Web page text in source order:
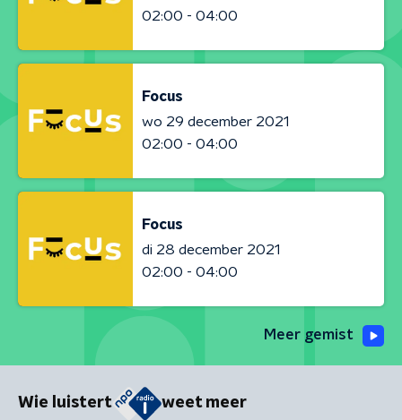
02:00 - 04:00
Focus
wo 29 december 2021
02:00 - 04:00
Focus
di 28 december 2021
02:00 - 04:00
Meer gemist
Wie luistert weet meer